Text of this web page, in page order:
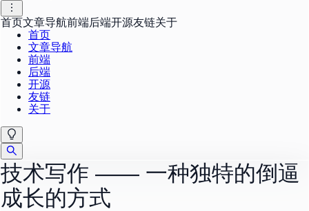
首页文章导航前端后端开源友链关于
首页
文章导航
前端
后端
开源
友链
关于
技术写作 —— 一种独特的倒逼
成长的方式